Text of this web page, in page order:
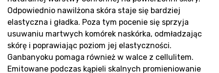
Odpowiednio nawilżona skóra staje się bardziej
elastyczna i gładka. Poza tym pocenie się sprzyja
usuwaniu martwych komórek naskórka, odmładzając
skórę i poprawiając poziom jej elastyczności.
Ganbanyoku pomaga również w walce z cellulitem.
Emitowane podczas kąpieli skalnych promieniowanie